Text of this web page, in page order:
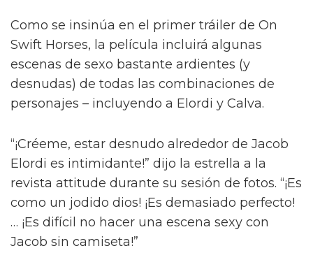
Como se insinúa en el primer tráiler de On
Swift Horses, la película incluirá algunas
escenas de sexo bastante ardientes (y
desnudas) de todas las combinaciones de
personajes – incluyendo a Elordi y Calva.
“¡Créeme, estar desnudo alrededor de Jacob
Elordi es intimidante!” dijo la estrella a la
revista attitude durante su sesión de fotos. “¡Es
como un jodido dios! ¡Es demasiado perfecto!
… ¡Es difícil no hacer una escena sexy con
Jacob sin camiseta!”